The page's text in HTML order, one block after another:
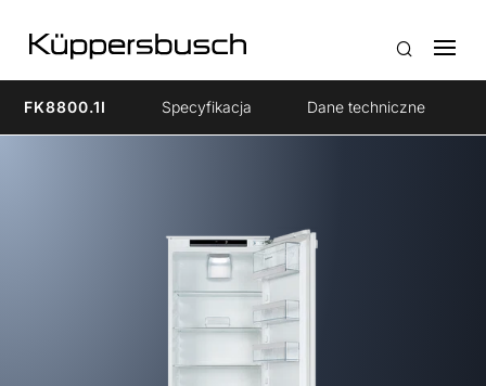
FK8800.1I Specyfikacja Dane techniczne